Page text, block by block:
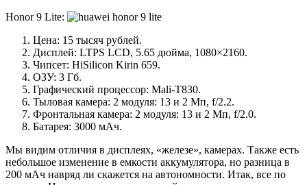
Honor 9 Lite:
Цена: 15 тысяч рублей.
Дисплей: LTPS LCD, 5.65 дюйма, 1080×2160.
Чипсет: HiSilicon Kirin 659.
ОЗУ: 3 Гб.
Графический процессор: Mali-T830.
Тыловая камера: 2 модуля: 13 и 2 Мп, f/2.2.
Фронтальная камера: 2 модуля: 13 и 2 Мп, f/2.0.
Батарея: 3000 мАч.
Мы видим отличия в дисплеях, «железе», камерах. Также есть
небольшое изменение в емкости аккумулятора, но разница в
200 мАч навряд ли скажется на автономности. Итак, все по